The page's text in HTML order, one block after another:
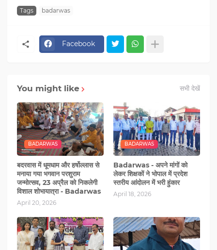
Tags badarwas
Facebook
You might like सभी देखें
BADARWAS
बदरवास में धूमधाम और हर्षोल्लास से
मनाया गया भगवान परशुराम
जन्मोत्सव, 23 अप्रैल को निकलेगी
विशाल शोभायात्रा - Badarwas
April 20, 2026
BADARWAS
Badarwas - अपने मांगों को
लेकर शिक्षकों ने भोपाल में प्रदेश
स्तरीय आंदोलन में भरी हुंकार
April 18, 2026